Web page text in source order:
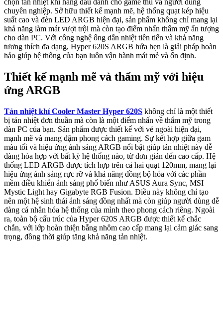
chọn tản nhiệt khí hàng đầu dành cho game thủ và người dùng
chuyên nghiệp. Sở hữu thiết kế mạnh mẽ, hệ thống quạt kép hiệu
suất cao và đèn LED ARGB hiện đại, sản phẩm không chỉ mang lại
khả năng làm mát vượt trội mà còn tạo điểm nhấn thẩm mỹ ấn tượng
cho dàn PC. Với công nghệ ống dẫn nhiệt tiên tiến và khả năng
tương thích đa dạng, Hyper 620S ARGB hứa hẹn là giải pháp hoàn
hảo giúp hệ thống của bạn luôn vận hành mát mẻ và ổn định.
Thiết kế mạnh mẽ và thẩm mỹ với hiệu
ứng ARGB
Tản nhiệt khí Cooler Master Hyper 620S không chỉ là một thiết
bị tản nhiệt đơn thuần mà còn là một điểm nhấn về thẩm mỹ trong
dàn PC của bạn. Sản phẩm được thiết kế với vẻ ngoài hiện đại,
mạnh mẽ và mang đậm phong cách gaming. Sự kết hợp giữa gam
màu tối và hiệu ứng ánh sáng ARGB nổi bật giúp tản nhiệt này dễ
dàng hòa hợp với bất kỳ hệ thống nào, từ đơn giản đến cao cấp. Hệ
thống LED ARGB được tích hợp trên cả hai quạt 120mm, mang lại
hiệu ứng ánh sáng rực rỡ và khả năng đồng bộ hóa với các phần
mềm điều khiển ánh sáng phổ biến như ASUS Aura Sync, MSI
Mystic Light hay Gigabyte RGB Fusion. Điều này không chỉ tạo
nên một hệ sinh thái ánh sáng đồng nhất mà còn giúp người dùng dễ
dàng cá nhân hóa hệ thống của mình theo phong cách riêng. Ngoài
ra, toàn bộ cấu trúc của Hyper 620S ARGB được thiết kế chắc
chắn, với lớp hoàn thiện bằng nhôm cao cấp mang lại cảm giác sang
trọng, đồng thời giúp tăng khả năng tản nhiệt.